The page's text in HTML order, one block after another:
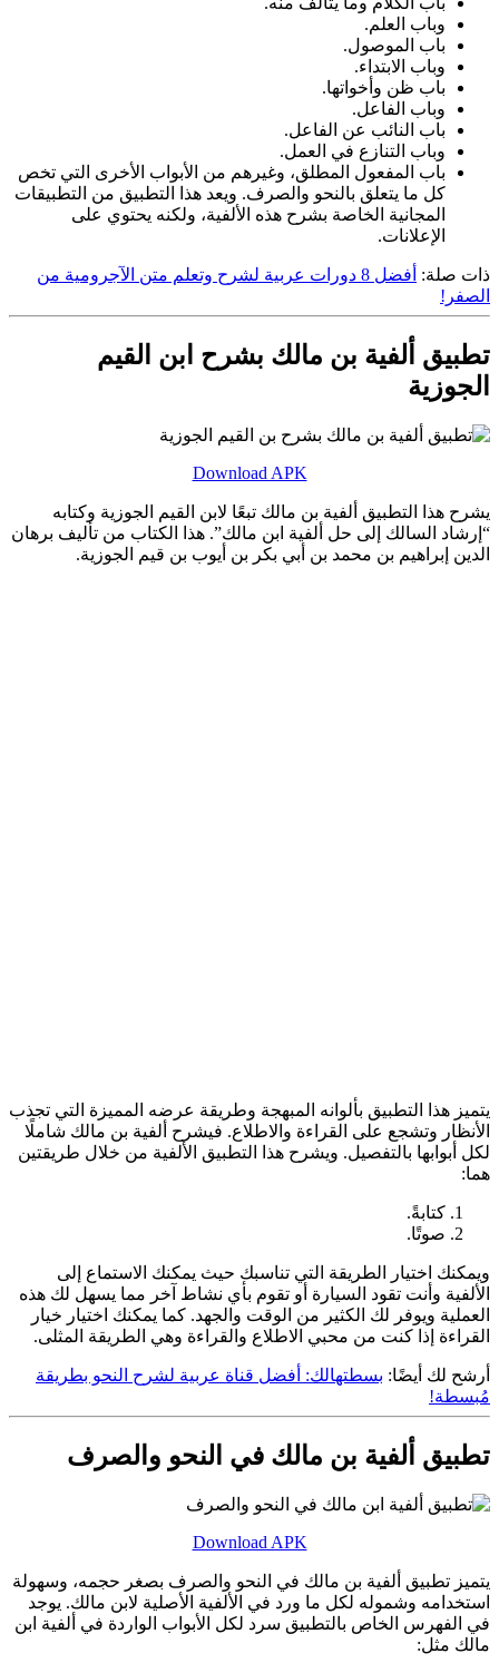
وباب العلم.
باب الموصول.
وباب الابتداء.
باب ظن وأخواتها.
وباب الفاعل.
باب النائب عن الفاعل.
وباب التنازع في العمل.
باب المفعول المطلق، وغيرهم من الأبواب الأخرى التي تخص
كل ما يتعلق بالنحو والصرف. ويعد هذا التطبيق من التطبيقات
المجانية الخاصة بشرح هذه الألفية، ولكنه يحتوي على
الإعلانات.
ذات صلة:
أفضل 8 دورات عربية لشرح وتعلم متن الآجرومية من
الصفر!
تطبيق ألفية بن مالك بشرح ابن القيم
الجوزية
Download APK
يشرح هذا التطبيق ألفية بن مالك تبعًا لابن القيم الجوزية وكتابه
“إرشاد السالك إلى حل ألفية ابن مالك”. هذا الكتاب من تأليف برهان
الدين إبراهيم بن محمد بن أبي بكر بن أيوب بن قيم الجوزية.
يتميز هذا التطبيق بألوانه المبهجة وطريقة عرضه المميزة التي تجذب
الأنظار وتشجع على القراءة والاطلاع. فيشرح ألفية بن مالك شاملًا
لكل أبوابها بالتفصيل. ويشرح هذا التطبيق الألفية من خلال طريقتين
هما:
كتابةً.
صوتًا.
ويمكنك اختيار الطريقة التي تناسبك حيث يمكنك الاستماع إلى
الألفية وأنت تقود السيارة أو تقوم بأي نشاط آخر مما يسهل لك هذه
العملية ويوفر لك الكثير من الوقت والجهد. كما يمكنك اختيار خيار
القراءة إذا كنت من محبي الاطلاع والقراءة وهي الطريقة المثلى.
أرشح لك أيضًا: بسطتهالك: أفضل قناة عربية لشرح النحو بطريقة
مُبسطة!
تطبيق ألفية بن مالك في النحو والصرف
Download APK
يتميز تطبيق ألفية بن مالك في النحو والصرف بصغر حجمه، وسهولة
استخدامه وشموله لكل ما ورد في الألفية الأصلية لابن مالك. يوجد
في الفهرس الخاص بالتطبيق سرد لكل الأبواب الواردة في ألفية ابن
مالك مثل: